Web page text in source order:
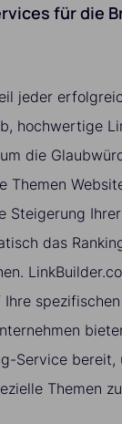
für die
jeder
hochwertige
die
Themen
Steigerung
das
Service bereit,
Themen